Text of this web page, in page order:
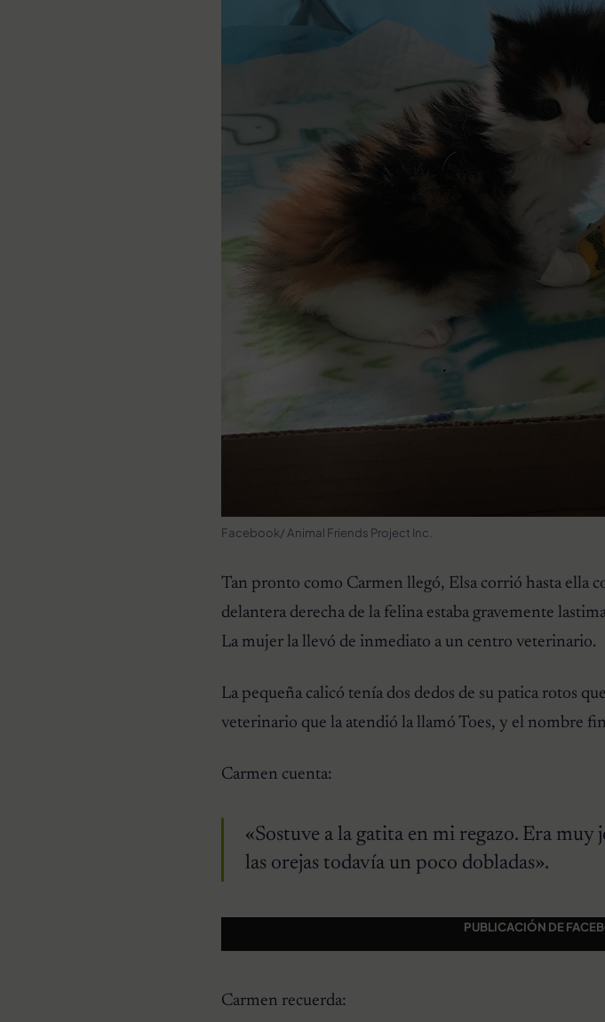
Facebook/ Animal Friends Project Inc.
Tan pronto como Carmen llegó, Elsa corrió hasta ella
delantera derecha de la felina estaba gravemente
La mujer la llevó de inmediato a un centro veterinario.
La pequeña calicó tenía dos dedos de su patica rotos
veterinario que la atendió la llamó Toes, y el nombre
Carmen cuenta:
«Sostuve a la gatita en mi regazo. Era muy
las orejas todavía un poco dobladas».
PUBLICACIÓN DE
Carmen recuerda: